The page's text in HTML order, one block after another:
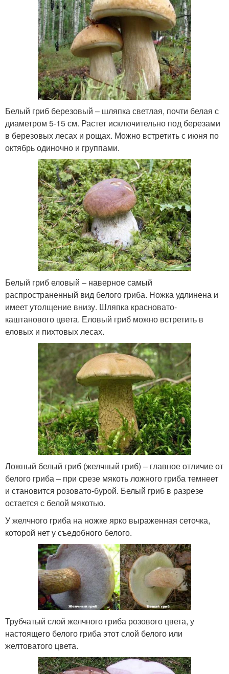
Белый гриб березовый – шляпка светлая, почти белая с
диаметром 5-15 см. Растет исключительно под березами
в березовых лесах и рощах. Можно встретить с июня по
октябрь одиночно и группами.
Белый гриб еловый – наверное самый
распространенный вид белого гриба. Ножка удлинена и
имеет утолщение внизу. Шляпка красновато-
каштанового цвета. Еловый гриб можно встретить в
еловых и пихтовых лесах.
Ложный белый гриб (желчный гриб) – главное отличие от
белого гриба – при срезе мякоть ложного гриба темнеет
и становится розовато-бурой. Белый гриб в разрезе
остается с белой мякотью.
У желчного гриба на ножке ярко выраженная сеточка,
которой нет у съедобного белого.
Трубчатый слой желчного гриба розового цвета, у
настоящего белого гриба этот слой белого или
желтоватого цвета.